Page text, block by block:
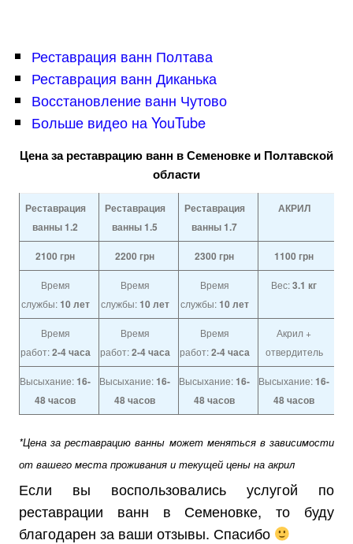
Реставрация ванн Полтава
Реставрация ванн Диканька
Восстановление ванн Чутово
Больше видео на YouTube
Цена за реставрацию ванн в Семеновке и Полтавской
области
Реставрация
ванны 1.2
Реставрация
ванны 1.5
Реставрация
ванны 1.7
АКРИЛ
2100 грн 2200 грн 2300 грн 1100 грн
Время
службы:10 лет
Время
службы:10 лет
Время
службы:10 лет
Вес:3.1 кг
Время
работ:2-4 часа
Время
работ:2-4 часа
Время
работ:2-4 часа
Акрил +
отвердитель
Высыхание:16-
48 часов
Высыхание:16-
48 часов
Высыхание:16-
48 часов
Высыхание:16-
48 часов
*Цена за реставрацию ванны может меняться в зависимости
от вашего места проживания и текущей цены на акрил
Если вы воспользовались услугой по
реставрации ванн в Семеновке, то буду
благодарен за ваши отзывы. Спасибо